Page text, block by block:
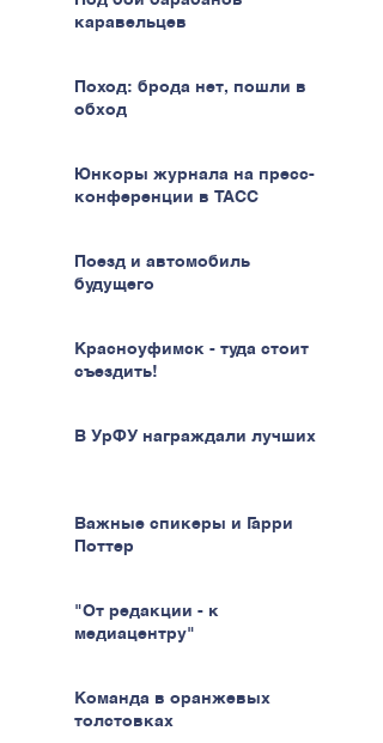
каравельцев
Поход: брода нет, пошли в
обход
Юнкоры журнала на пресс-
конференции в ТАСС
Поезд и автомобиль
будущего
Красноуфимск - туда стоит
съездить!
В УрФУ награждали лучших
Важные спикеры и Гарри
Поттер
"От редакции - к
медиацентру"
Команда в оранжевых
толстовках